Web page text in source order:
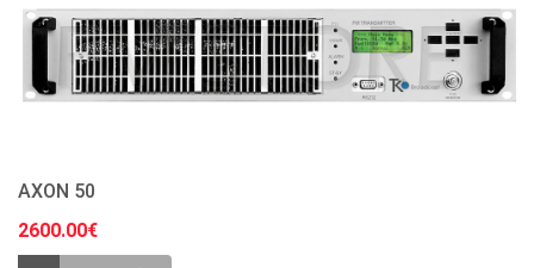
AXON 50
2600.00€